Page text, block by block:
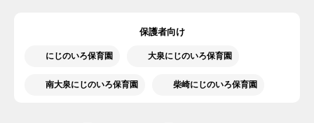
保護者向け
にじのいろ保育園 大泉にじのいろ保育園
南大泉にじのいろ保育園 柴崎にじのいろ保育園